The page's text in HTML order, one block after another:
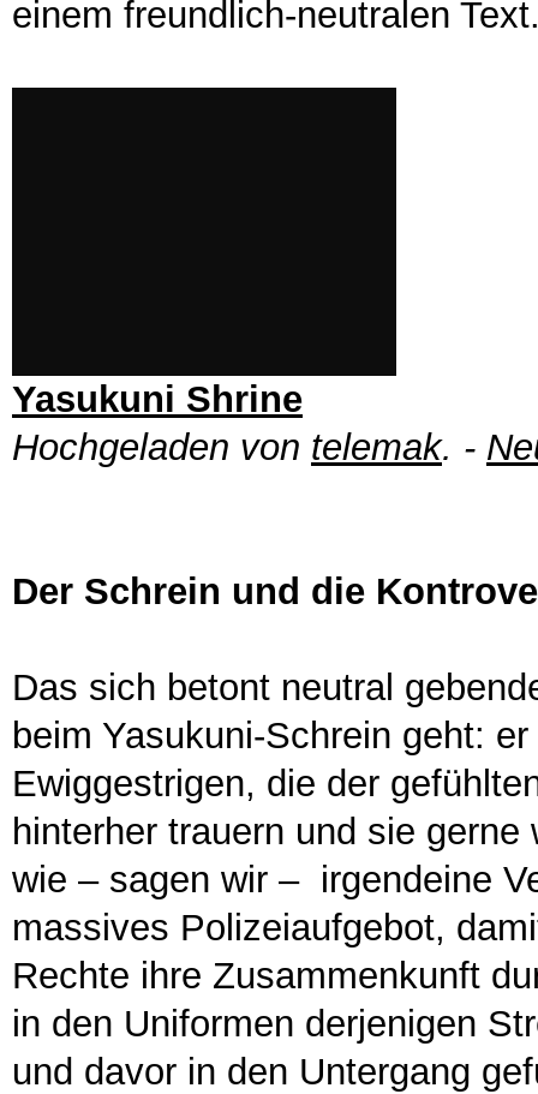
einem freundlich-neutralen
Yasukuni Shrine
Hochgeladen von telemak. -
Der Schrein und die
Das sich betont neutral
beim Yasukuni-Schrein geht:
Ewiggestrigen, die der
hinterher trauern und sie
wie – sagen wir – irgendeine
massives Polizeiaufgebot,
Rechte ihre Zusammenkunft
in den Uniformen derjenigen
und davor in den Untergang